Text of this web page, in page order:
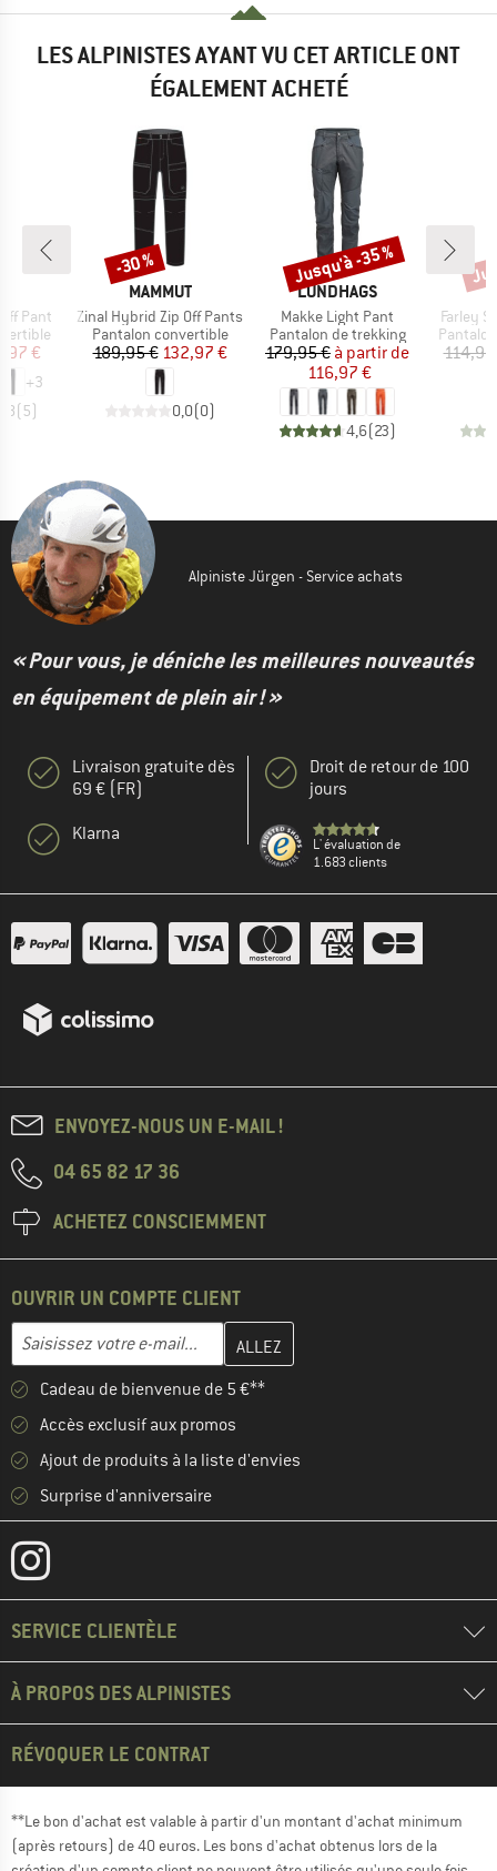
LES ALPINISTES AYANT VU CET ARTICLE ONT
ÉGALEMENT ACHETÉ
Pant
réduit
€
+3
(5)
MARQUE
MAMMUT
Article
Zinal Hybrid Zip Off Pants
Product group
Pantalon convertible
Prix
189,95 €Prix réduit
132,97 €
0,0(0)
Remise
-30 %
MARQUE
LUNDHAGS
Article
Makke Light Pant
Product group
Pantalon de trekking
Prix
179,95 € Prix réduit
à partir de
116,97 €
4,6(23)
Remise
Jusqu'à -35 %
Article
Farley
Product
Alpiniste Jürgen - Service achats
« Pour vous, je déniche les meilleures nouveautés
en équipement de plein air ! »
Livraison gratuite dès
69 € (FR)
Klarna
Droit de retour de 100
jours
L' évaluation de
1.683 clients
ENVOYEZ-NOUS UN E-MAIL !
04 65 82 17 36
ACHETEZ CONSCIEMMENT
OUVRIR UN COMPTE CLIENT
Adresse e-mail
Entrez votre adresse e-mail ici et créez votre compte client à la
Cadeau de bienvenue de 5 €**
Accès exclusif aux promos
Ajout de produits à la liste d'envies
Surprise d'anniversaire
SERVICE CLIENTÈLE
À PROPOS DES ALPINISTES
RÉVOQUER LE CONTRAT
**Le bon d'achat est valable à partir d'un montant d'achat minimum
(après retours) de 40 euros. Les bons d'achat obtenus lors de la